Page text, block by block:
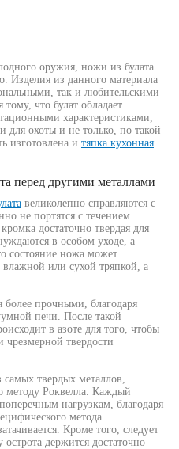
оружия, ножи из булата
Изделия из данного материала
так и любительскими
что булат обладает
характеристиками,
для охоты и не только, по такой
изготовлена и тяпка кухонная
перед другими металлами
великолепно справляются с
не портятся с течением
достаточно твердая для
в особом уходе, а
состояние ножа может
влажной или сухой тряпкой, а
более прочными, благодаря
печи. После такой
в азоте для того, чтобы
твердости
самых твердых металлов,
методу Роквелла. Каждый
нагрузкам, благодаря
метода
Кроме того, следует
держится достаточно